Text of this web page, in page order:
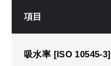
項目
吸水率 [ISO 10545-3]